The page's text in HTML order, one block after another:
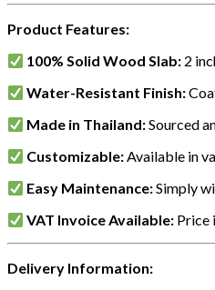
Product Features:
100% Solid Wood Slab: 2
Water-Resistant Finish:
Made in Thailand:Sourced
Customizable:Available in
Easy Maintenance:Simply
VAT Invoice Available: Price
Delivery Information: